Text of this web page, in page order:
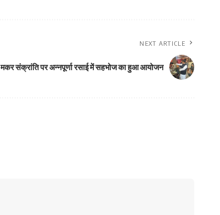
NEXT ARTICLE
मकर संक्रांति पर अन्नपूर्णा रसाई में सहभोज का हुआ आयोजन